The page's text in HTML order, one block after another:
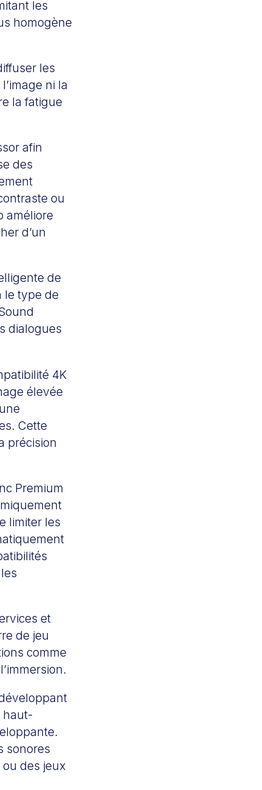
les
homogène
les
ni la
la fatigue
afin
des
ou
améliore
d’un
de
le type de
dialogues
4K
élevée
Cette
précision
Premium
limiter les
et
de jeu
comme
haut-
sonores
ou des jeux